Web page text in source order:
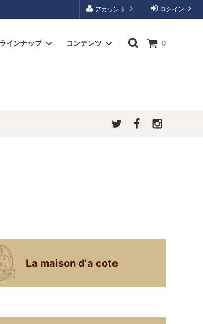
ログイン
アカウント
0
インナップ コンテンツ
La maison d'a cote